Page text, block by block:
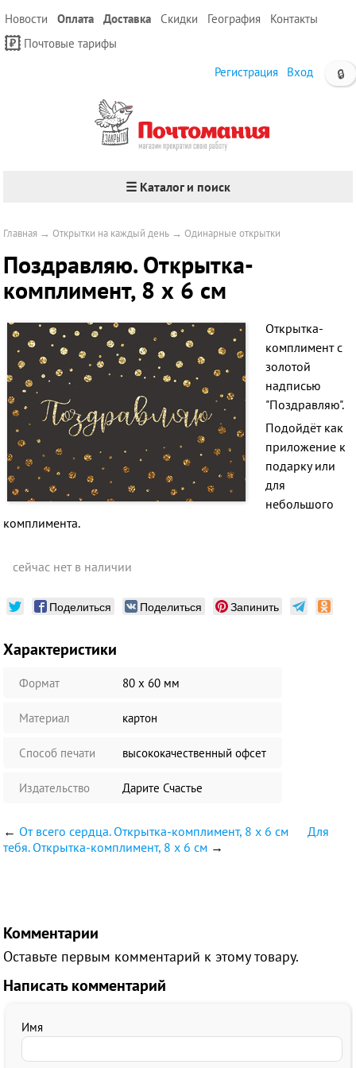
Новости Оплата Доставка Скидки География
Контакты
Почтовые тарифы
🔒
Регистрация Вход
☰ Каталог и поиск
Главная → Открытки на каждый день → Одинарные открытки
Поздравляю. Открытка-
комплимент, 8 х 6 см
Открытка-
комплимент с
золотой
надписью
"Поздравляю".
Подойдёт как
приложение к
подарку или
для
небольшого
комплимента.
сейчас нет в наличии
Поделиться Поделиться Запинить
Характеристики
Формат 80 х 60 мм
Материал картон
Способ печати высококачественный офсет
Издательство Дарите Счастье
←От всего сердца. Открытка-комплимент, 8 х 6 см
Для
тебя. Открытка-комплимент, 8 х 6 см →
Комментарии
Оставьте первым комментарий к этому товару.
Написать комментарий
Имя